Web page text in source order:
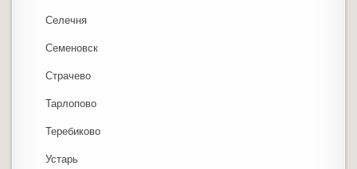
Селечня
Семеновск
Страчево
Тарлопово
Теребиково
Устарь